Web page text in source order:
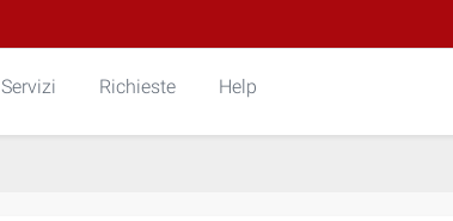
Servizi Richieste Help